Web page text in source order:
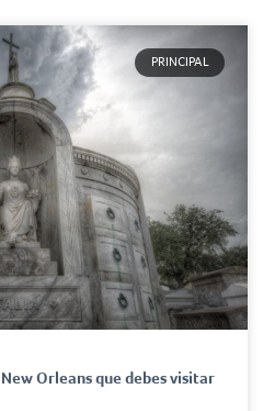
PRINCIPAL
Orleans que debes visitar